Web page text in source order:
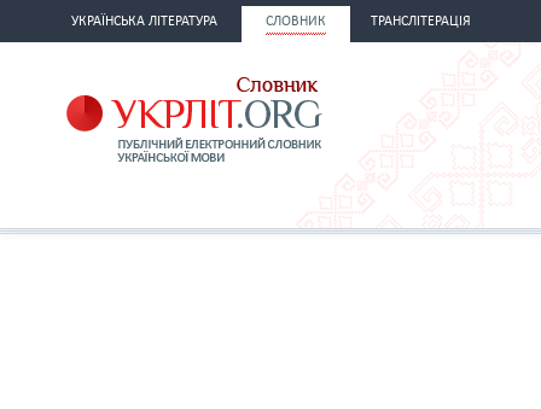
УКРАЇНСЬКА ЛІТЕРАТУРА СЛОВНИК ТРАНСЛІТЕРАЦІЯ